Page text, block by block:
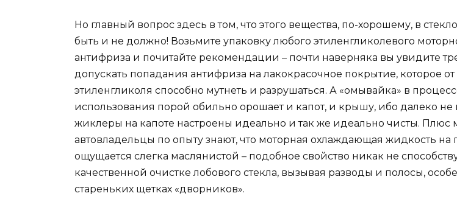
Но главный вопрос здесь в том, что этого вещества, по-хорошему, в
быть и не должно! Возьмите упаковку любого этиленгликолевого
антифриза и почитайте рекомендации – почти наверняка вы увидите
допускать попадания антифриза на лакокрасочное покрытие, которое от
этиленгликоля способно мутнеть и разрушаться. А «омывайка» в
использования порой обильно орошает и капот, и крышу, ибо далеко не
жиклеры на капоте настроены идеально и так же идеально чисты. Плюс
автовладельцы по опыту знают, что моторная охлаждающая жидкость на
ощущается слегка маслянистой – подобное свойство никак не
качественной очистке лобового стекла, вызывая разводы и полосы,
стареньких щетках «дворников».